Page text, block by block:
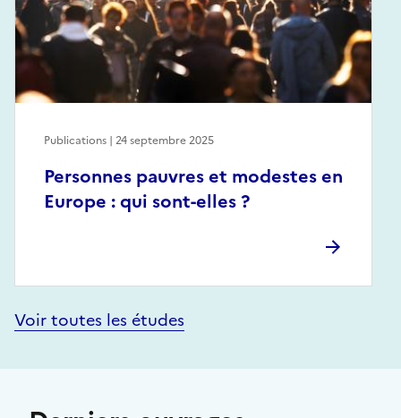
Personnes pauvres et modestes en
Europe : qui sont-elles ?
Publications | 24 septembre 2025
Voir toutes les études